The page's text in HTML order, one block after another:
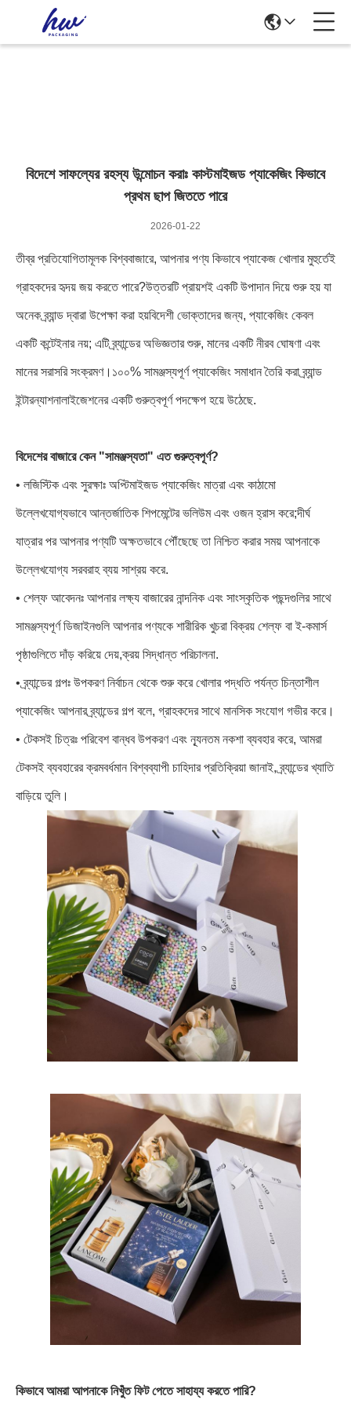
বিদেশে সাফল্যের রহস্য উন্মোচন করাঃ কাস্টমাইজড প্যাকেজিং কিভাবে
প্রথম ছাপ জিততে পারে
2026-01-22
তীব্র প্রতিযোগিতামূলক বিশ্ববাজারে, আপনার পণ্য কিভাবে প্যাকেজ খোলার মুহুর্তেই
গ্রাহকদের হৃদয় জয় করতে পারে?উত্তরটি প্রায়শই একটি উপাদান দিয়ে শুরু হয় যা
অনেক ব্র্যান্ড দ্বারা উপেক্ষা করা হয়বিদেশী ভোক্তাদের জন্য, প্যাকেজিং কেবল
একটি কন্টেইনার নয়; এটি ব্র্যান্ডের অভিজ্ঞতার শুরু, মানের একটি নীরব ঘোষণা এবং
মানের সরাসরি সংক্রমণ।১০০% সামঞ্জস্যপূর্ণ প্যাকেজিং সমাধান তৈরি করা ব্র্যান্ড
ইন্টারন্যাশনালাইজেশনের একটি গুরুত্বপূর্ণ পদক্ষেপ হয়ে উঠেছে.
বিদেশের বাজারে কেন "সামঞ্জস্যতা" এত গুরুত্বপূর্ণ?
• লজিস্টিক এবং সুরক্ষাঃ অপ্টিমাইজড প্যাকেজিং মাত্রা এবং কাঠামো
উল্লেখযোগ্যভাবে আন্তর্জাতিক শিপমেন্টের ভলিউম এবং ওজন হ্রাস করে;দীর্ঘ
যাত্রার পর আপনার পণ্যটি অক্ষতভাবে পৌঁছেছে তা নিশ্চিত করার সময় আপনাকে
উল্লেখযোগ্য সরবরাহ ব্যয় সাশ্রয় করে.
• শেল্ফ আবেদনঃ আপনার লক্ষ্য বাজারের নান্দনিক এবং সাংস্কৃতিক পছন্দগুলির সাথে
সামঞ্জস্যপূর্ণ ডিজাইনগুলি আপনার পণ্যকে শারীরিক খুচরা বিক্রয় শেল্ফ বা ই-কমার্স
পৃষ্ঠাগুলিতে দাঁড় করিয়ে দেয়,ক্রয় সিদ্ধান্ত পরিচালনা.
• ব্র্যান্ডের গল্পঃ উপকরণ নির্বাচন থেকে শুরু করে খোলার পদ্ধতি পর্যন্ত চিন্তাশীল
প্যাকেজিং আপনার ব্র্যান্ডের গল্প বলে, গ্রাহকদের সাথে মানসিক সংযোগ গভীর করে।
• টেকসই চিত্রঃ পরিবেশ বান্ধব উপকরণ এবং ন্যূনতম নকশা ব্যবহার করে, আমরা
টেকসই ব্যবহারের ক্রমবর্ধমান বিশ্বব্যাপী চাহিদার প্রতিক্রিয়া জানাই, ব্র্যান্ডের খ্যাতি
বাড়িয়ে তুলি।
কিভাবে আমরা আপনাকে নিখুঁত ফিট পেতে সাহায্য করতে পারি?